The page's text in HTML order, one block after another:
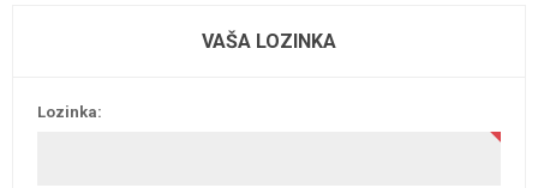
VAŠA LOZINKA
Lozinka: